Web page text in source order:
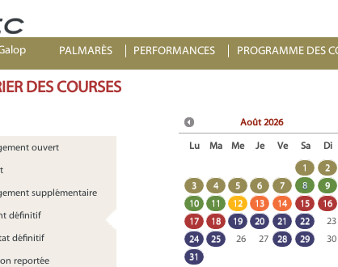
PALMARÈS PERFORMANCES PROGRAMME DES
DES COURSES
ouvert
supplémentaire
définitif
définitif
reportée
Août 2026
Lu Ma Me Je Ve Sa
Di
1
2
3
4 5 6 7 8
9
10
11 12 13 14 15
16
17
18 19 20 21 22
23
24
25 26 27 28 29
30
31